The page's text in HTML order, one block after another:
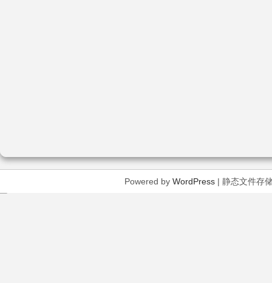
Powered by WordPress| 静态文件存